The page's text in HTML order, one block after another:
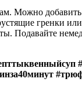
Можно
гренки
Подавайте